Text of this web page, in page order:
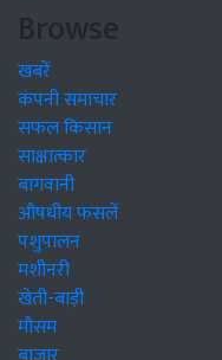
Browse
खबरें
कंपनी समाचार
सफल किसान
साक्षात्कार
बागवानी
औषधीय फसलें
पशुपालन
मशीनरी
खेती-बाड़ी
मौसम